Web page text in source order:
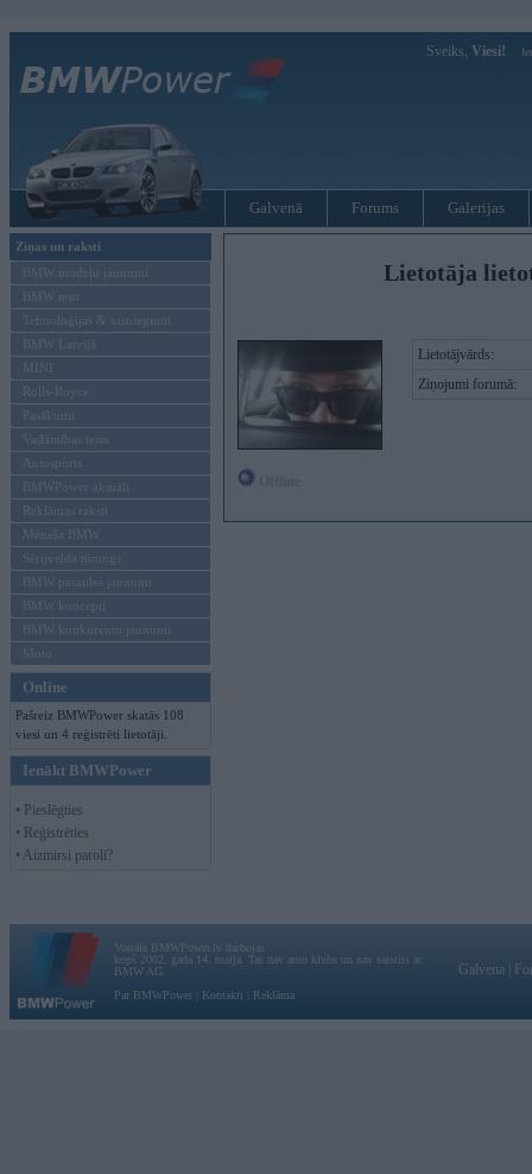
Sveiks, Viesi!
Galvenā Forums Galerijas
Ziņas un raksti
BMW modeļu jaunumi
BMW testi
Tehnoloģijas & sasniegumi
BMW Latvijā
MINI
Rolls-Royce
Pasākumi
Vadāmības tests
Autosports
BMWPower aktuāli
Reklāmas raksti
Mēneša BMW
Sērijveida tūnings
BMW pasaules jaunumi
BMW koncepti
BMW konkurentu jaunumi
Moto
Online
Pašreiz BMWPower skatās 108
viesi un 4 reģistrēti lietotāji.
Ienākt BMWPower
• Pieslēgties
• Reģistrēties
• Aizmirsi paroli?
Lietotāja
Lietotājvārds:
Ziņojumi forumā:
Vortāls BMWPower.lv darbojas
kopš 2002. gada 14. maija. Tas nav auto klubs un nav saistīts ar
BMW AG.
Par BMWPower
Kontakti Reklāma
Galvena